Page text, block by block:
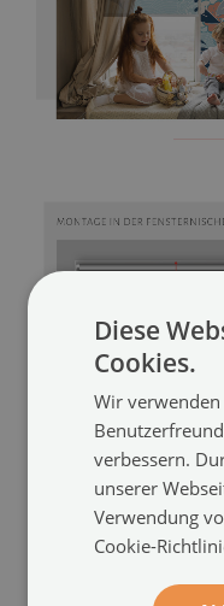
Diese
Cookies.
Wir
verbessern.
unserer
Verwendung
Cookie-